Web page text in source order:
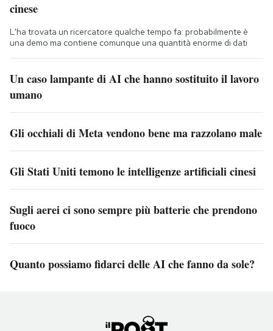
cinese
L'ha trovata un ricercatore qualche tempo fa: probabilmente è
una demo ma contiene comunque una quantità enorme di dati
Un caso lampante di AI che hanno sostituito il lavoro
umano
Gli occhiali di Meta vendono bene ma razzolano male
Gli Stati Uniti temono le intelligenze artificiali cinesi
Sugli aerei ci sono sempre più batterie che prendono
fuoco
Quanto possiamo fidarci delle AI che fanno da sole?